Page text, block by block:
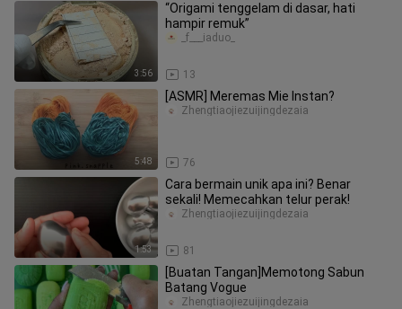
3:56
“Origami tenggelam di dasar, hati
hampir remuk”
13
_f___iaduo_
5:48
[ASMR] Meremas Mie Instan?
76
Zhengtiaojiezuijingdezaia
1:53
Cara bermain unik apa ini? Benar
sekali! Memecahkan telur perak!
81
Zhengtiaojiezuijingdezaia
[Buatan Tangan]Memotong Sabun
Batang Vogue
Zhengtiaojiezuijingdezaia